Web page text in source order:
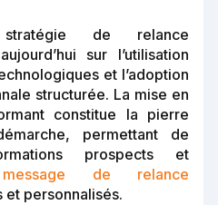
stratégie de relance
sur l’utilisation
et l’adoption
structurée. La mise en
constitue la pierre
permettant de
prospects et
message de relance
et personnalisés.